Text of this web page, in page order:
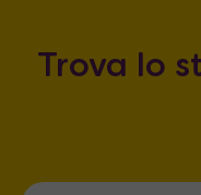
Trova lo